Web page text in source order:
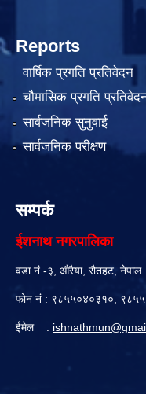
Reports
वार्षिक प्रगति प्रतिवेदन
चौमासिक प्रगति
सार्वजनिक सुनुवाई
सार्वजनिक परीक्षण
सम्पर्क
ईशनाथ नगरपालिका
वडा नं.-३, औरैया, रौतहट, नेपाल
फोन नं : ९८५५०४०३१०,
ईमेल :